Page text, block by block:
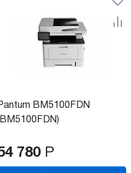
BM5100FDN
780 Р